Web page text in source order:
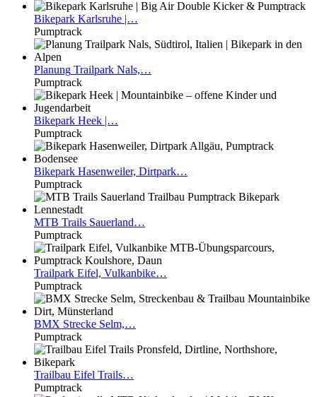
Bikepark Karlsruhe |…
Pumptrack
Planung Trailpark Nals,…
Pumptrack
Bikepark Heek |…
Pumptrack
Bikepark Hasenweiler, Dirtpark…
Pumptrack
MTB Trails Sauerland…
Pumptrack
Trailpark Eifel, Vulkanbike…
Pumptrack
BMX Strecke Selm,…
Pumptrack
Trailbau Eifel Trails…
Pumptrack